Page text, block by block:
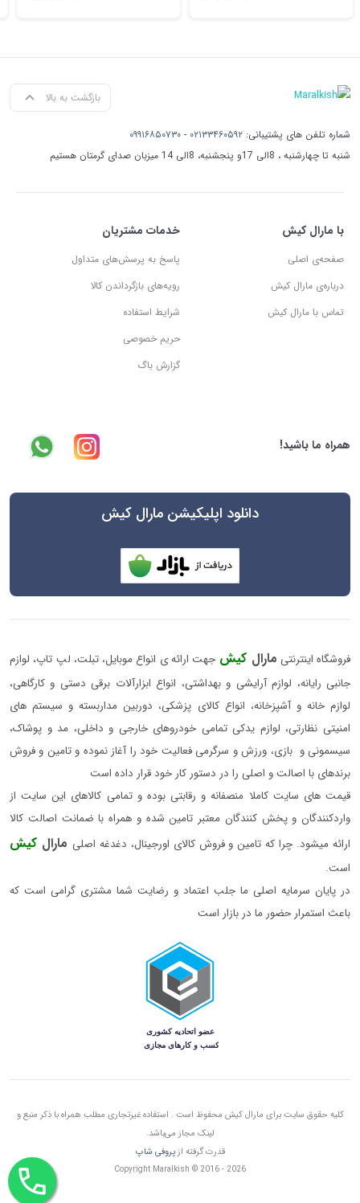
بازگشت به بالا
شماره تلفن های پشتیبانی: ۰۲۱۳۳۴۶۰۵۹۲ - ۰۹۹۱۶۸۵۰۷۳۰
شنبه تا چهارشنبه ، 8الی 17و پنجشنبه، 8الی 14 میزبان صدای گرمتان هستیم
با مارال کیش
صفحه‌ی اصلی
درباره‌ی مارال کیش
تماس با مارال کیش
خدمات مشتریان
پاسخ به پرسش‌های متداول
رویه‌های بازگرداندن کالا
شرایط استفاده
حریم خصوصی
گزارش باگ
همراه ما باشید!
دانلود اپلیکیشن مارال کیش
فروشگاه اینترنتی مارال کیش جهت ارائه ی انواع موبایل، تبلت، لپ تاپ، لوازم
جانبی رایانه، لوازم آرایشی و بهداشتی، انواع ابزارآلات برقی دستی و کارگاهی،
لوازم خانه و آشپزخانه، انواع کالای پزشکی، دوربین مداربسته و سیستم های
امنیتی نظارتی، لوازم یدکی تمامی خودروهای خارجی و داخلی، مد و پوشاک،
سیسمونی و بازی، ورزش و سرگرمی فعالیت خود را آغاز نموده و تامین و فروش
برندهای با اصالت و اصلی را در دستور کار خود قرار داده است
قیمت های سایت کاملا منصفانه و رقابتی بوده و تمامی کالاهای این سایت از
واردکنندگان و پخش کنندگان معتبر تامین شده و همراه با ضمانت اصالت کالا
ارائه میشود. چرا که تامین و فروش کالای اورجینال، دغدغه اصلی مارال کیش
است.
در پایان سرمایه اصلی ما جلب اعتماد و رضایت شما مشتری گرامی است که
باعث استمرار حضور ما در بازار است
کلیه حقوق سایت برای مارال کیش محفوظ است . استفاده غیرتجاری مطلب همراه با ذکر منبع و
لینک مجاز می‌باشد.
قدرت گرفته ازپروفی شاپ
Copyright Maralkish © 2016 - 2026